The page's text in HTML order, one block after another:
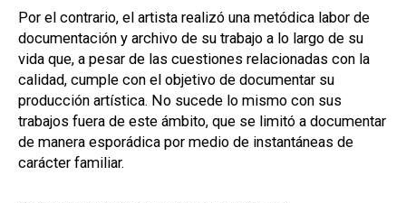
Por el contrario, el artista realizó una metódica labor de
documentación y archivo de su trabajo a lo largo de su
vida que, a pesar de las cuestiones relacionadas con la
calidad, cumple con el objetivo de documentar su
producción artística. No sucede lo mismo con sus
trabajos fuera de este ámbito, que se limitó a documentar
de manera esporádica por medio de instantáneas de
carácter familiar.